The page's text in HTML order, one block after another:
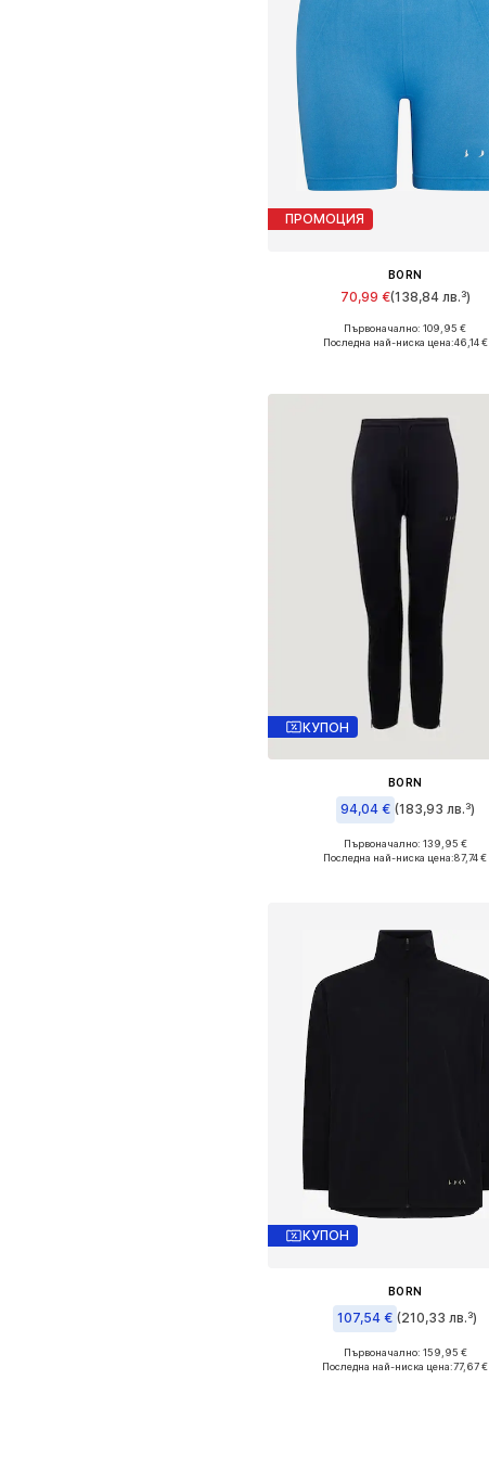
ПРОМОЦИЯ
BORN
70,99 €(138,84 лв.³)
Налични размери: S
Първоначално: 109,95 €
Последна най-ниска цена:46,14 €
КУПОН
BORN
94,04 € (183,93 лв.³)
Налични размери: M
Първоначално: 139,95 €
Последна най-ниска цена:87,74 €
КУПОН
BORN
107,54 € (210,33 лв.³)
Налични размери: S
Първоначално: 159,95 €
Последна най-ниска цена:77,67 €